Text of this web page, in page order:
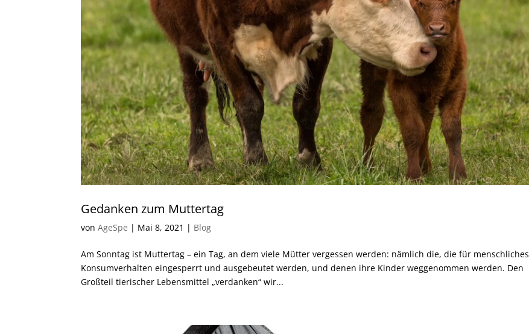
Gedanken zum Muttertag
vonAgeSpe | Mai 8, 2021 | Blog
Am Sonntag ist Muttertag – ein Tag, an dem viele Mütter vergessen werden: nämlich die, die für menschliches
Konsumverhalten eingesperrt und ausgebeutet werden, und denen ihre Kinder weggenommen werden. Den
Großteil tierischer Lebensmittel „verdanken“ wir...